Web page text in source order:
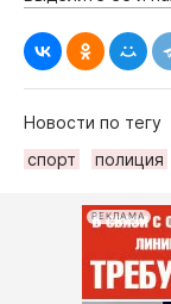
Новости по тегу
спорт
полиция
РЕКЛАМА